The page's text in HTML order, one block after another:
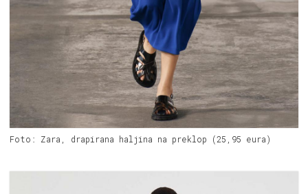
Foto: Zara, drapirana haljina na preklop (25,95 eura)